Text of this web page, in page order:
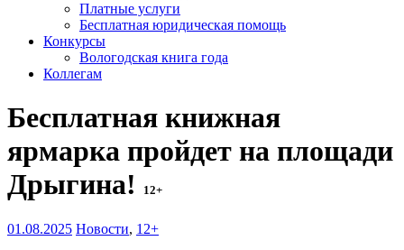
Платные услуги
Бесплатная юридическая помощь
Конкурсы
Вологодская книга года
Коллегам
Бесплатная книжная
ярмарка пройдет на площади
Дрыгина!
12+
01.08.2025 Новости, 12+